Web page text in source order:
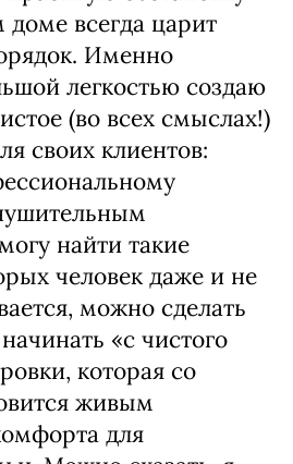
доме всегда царит
Именно
легкостью создаю
(во всех смыслах!)
своих клиентов:
найти такие
человек даже и не
можно сделать
«с чистого
которая со
живым
для